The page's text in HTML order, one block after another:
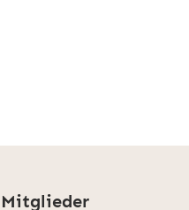
Mitglieder